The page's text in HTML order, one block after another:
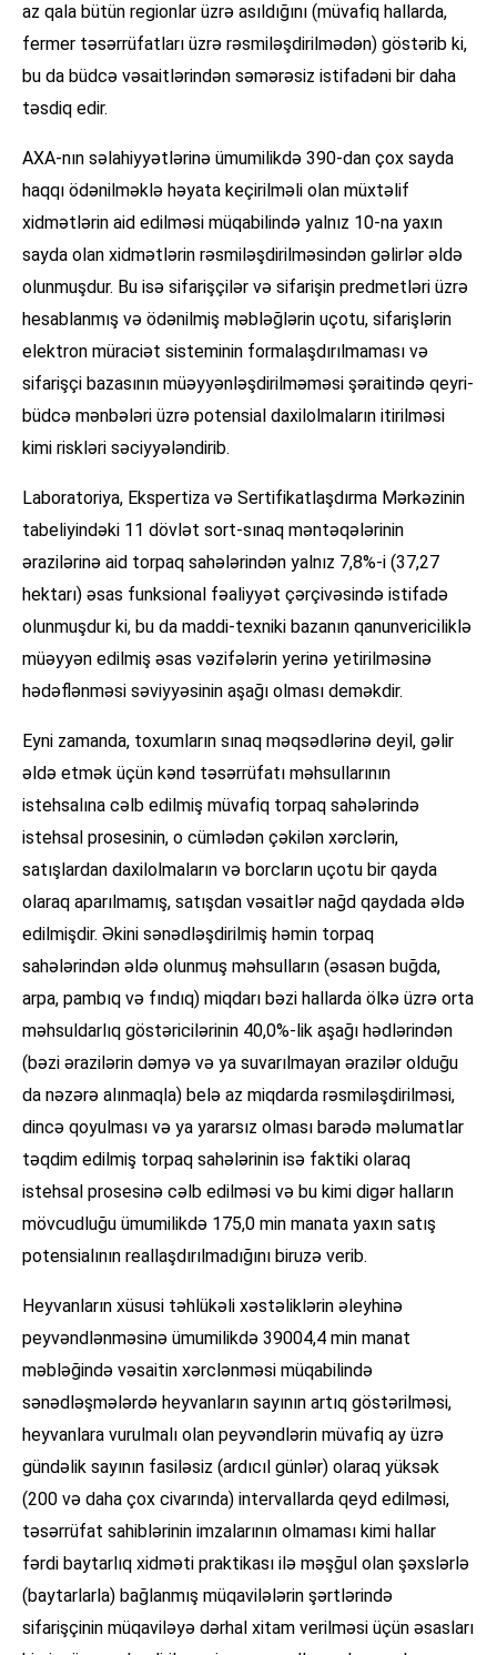
az qala bütün regionlar üzrə asıldığını (müvafiq hallarda,
fermer təsərrüfatları üzrə rəsmiləşdirilmədən) göstərib ki,
bu da büdcə vəsaitlərindən səmərəsiz istifadəni bir daha
təsdiq edir.
AXA-nın səlahiyyətlərinə ümumilikdə 390-dan çox sayda
haqqı ödənilməklə həyata keçirilməli olan müxtəlif
xidmətlərin aid edilməsi müqabilində yalnız 10-na yaxın
sayda olan xidmətlərin rəsmiləşdirilməsindən gəlirlər əldə
olunmuşdur. Bu isə sifarişçilər və sifarişin predmetləri üzrə
hesablanmış və ödənilmiş məbləğlərin uçotu, sifarişlərin
elektron müraciət sisteminin formalaşdırılmaması və
sifarişçi bazasının müəyyənləşdirilməməsi şəraitində qeyri-
büdcə mənbələri üzrə potensial daxilolmaların itirilməsi
kimi riskləri səciyyələndirib.
Laboratoriya, Ekspertiza və Sertifikatlaşdırma Mərkəzinin
tabeliyindəki 11 dövlət sort-sınaq məntəqələrinin
ərazilərinə aid torpaq sahələrindən yalnız 7,8%-i (37,27
hektarı) əsas funksional fəaliyyət çərçivəsində istifadə
olunmuşdur ki, bu da maddi-texniki bazanın qanunvericiliklə
müəyyən edilmiş əsas vəzifələrin yerinə yetirilməsinə
hədəflənməsi səviyyəsinin aşağı olması deməkdir.
Eyni zamanda, toxumların sınaq məqsədlərinə deyil, gəlir
əldə etmək üçün kənd təsərrüfatı məhsullarının
istehsalına cəlb edilmiş müvafiq torpaq sahələrində
istehsal prosesinin, o cümlədən çəkilən xərclərin,
satışlardan daxilolmaların və borcların uçotu bir qayda
olaraq aparılmamış, satışdan vəsaitlər nağd qaydada əldə
edilmişdir. Əkini sənədləşdirilmiş həmin torpaq
sahələrindən əldə olunmuş məhsulların (əsasən buğda,
arpa, pambıq və fındıq) miqdarı bəzi hallarda ölkə üzrə orta
məhsuldarlıq göstəricilərinin 40,0%-lik aşağı hədlərindən
(bəzi ərazilərin dəmyə və ya suvarılmayan ərazilər olduğu
da nəzərə alınmaqla) belə az miqdarda rəsmiləşdirilməsi,
dincə qoyulması və ya yararsız olması barədə məlumatlar
təqdim edilmiş torpaq sahələrinin isə faktiki olaraq
istehsal prosesinə cəlb edilməsi və bu kimi digər halların
mövcudluğu ümumilikdə 175,0 min manata yaxın satış
potensialının reallaşdırılmadığını biruzə verib.
Heyvanların xüsusi təhlükəli xəstəliklərin əleyhinə
peyvəndlənməsinə ümumilikdə 39004,4 min manat
məbləğində vəsaitin xərclənməsi müqabilində
sənədləşmələrdə heyvanların sayının artıq göstərilməsi,
heyvanlara vurulmalı olan peyvəndlərin müvafiq ay üzrə
gündəlik sayının fasiləsiz (ardıcıl günlər) olaraq yüksək
(200 və daha çox civarında) intervallarda qeyd edilməsi,
təsərrüfat sahiblərinin imzalarının olmaması kimi hallar
fərdi baytarlıq xidməti praktikası ilə məşğul olan şəxslərlə
(baytarlarla) bağlanmış müqavilələrin şərtlərində
sifarişçinin müqaviləyə dərhal xitam verilməsi üçün əsasları